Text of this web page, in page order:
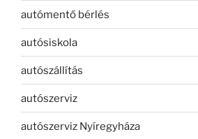
autómentő bérlés
autósiskola
autószállítás
autószerviz
autószerviz Nyíregyháza